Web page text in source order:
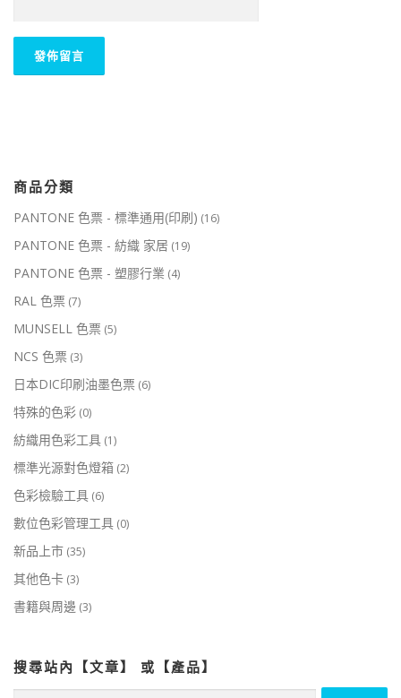
商品分類
PANTONE 色票 - 標準通用(印刷) (16)
PANTONE 色票 - 紡織 家居 (19)
PANTONE 色票 - 塑膠行業 (4)
RAL 色票 (7)
MUNSELL 色票 (5)
NCS 色票 (3)
日本DIC印刷油墨色票 (6)
特殊的色彩 (0)
紡織用色彩工具 (1)
標準光源對色燈箱 (2)
色彩檢驗工具 (6)
數位色彩管理工具 (0)
新品上市 (35)
其他色卡 (3)
書籍與周邊 (3)
搜尋站內【文章】 或【產品】